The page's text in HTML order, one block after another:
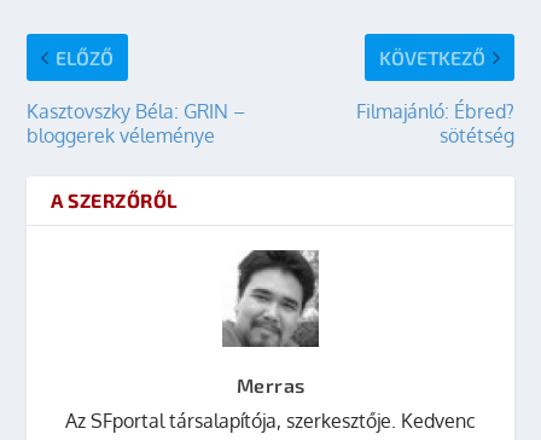
ELŐZŐ
Kasztovszky Béla: GRIN –
bloggerek véleménye
KÖVETKEZŐ
Filmajánló: Ébred?
sötétség
A SZERZŐRŐL
Merras
Az SFportal társalapítója, szerkesztője. Kedvenc